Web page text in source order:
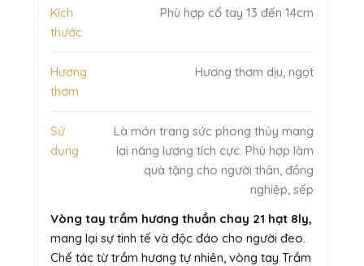
Kích
thước
Phù hợp cổ tay 13 đến 14cm
Hương
thơm
Hương thơm dịu, ngọt
Sử
dụng
Là món trang sức phong thủy mang
lại năng lượng tích cực. Phù hợp làm
quà tặng cho người thân, đồng
nghiệp, sếp
Vòng tay trầm hương thuần chay 21 hạt 8ly,
mang lại sự tinh tế và độc đáo cho người đeo.
Chế tác từ trầm hương tự nhiên, vòng tay Trầm